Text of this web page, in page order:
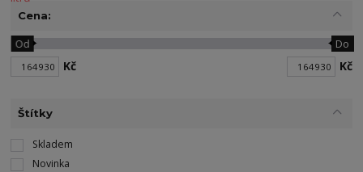
Cena:
Kč
Od Do
Kč
Štítky
Skladem
Novinka